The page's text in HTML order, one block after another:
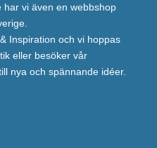
har vi även en webbshop
Inspiration och vi hoppas
eller besöker vår
nya och spännande idéer.